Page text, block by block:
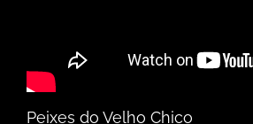
Peixes do Velho Chico